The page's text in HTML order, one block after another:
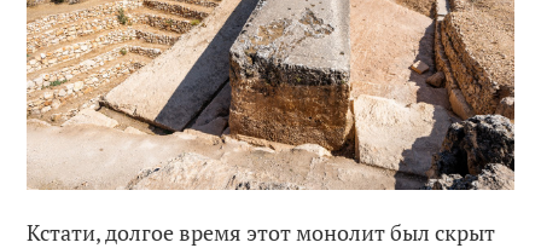
Кстати, долгое время этот монолит был скрыт